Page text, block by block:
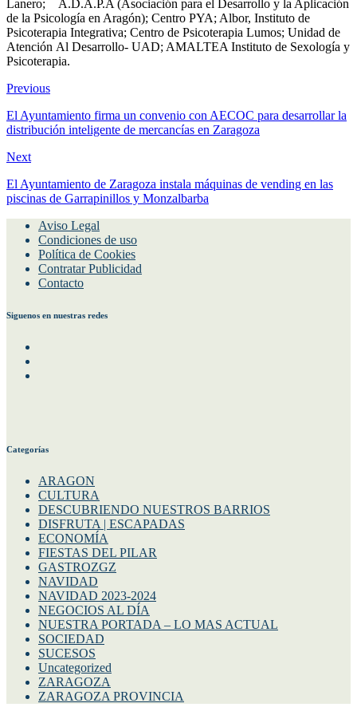
Lanero; A.D.A.P.A (Asociación para el Desarrollo y la Aplicación
de la Psicología en Aragón); Centro PYA; Albor, Instituto de
Psicoterapia Integrativa; Centro de Psicoterapia Lumos; Unidad de
Atención Al Desarrollo- UAD; AMALTEA Instituto de Sexología y
Psicoterapia.
Previous
El Ayuntamiento firma un convenio con AECOC para desarrollar la
distribución inteligente de mercancías en Zaragoza
Next
El Ayuntamiento de Zaragoza instala máquinas de vending en las
piscinas de Garrapinillos y Monzalbarba
Aviso Legal
Condiciones de uso
Política de Cookies
Contratar Publicidad
Contacto
Siguenos en nuestras redes
Categorías
ARAGON
CULTURA
DESCUBRIENDO NUESTROS BARRIOS
DISFRUTA | ESCAPADAS
ECONOMÍA
FIESTAS DEL PILAR
GASTROZGZ
NAVIDAD
NAVIDAD 2023-2024
NEGOCIOS AL DÍA
NUESTRA PORTADA – LO MAS ACTUAL
SOCIEDAD
SUCESOS
Uncategorized
ZARAGOZA
ZARAGOZA PROVINCIA